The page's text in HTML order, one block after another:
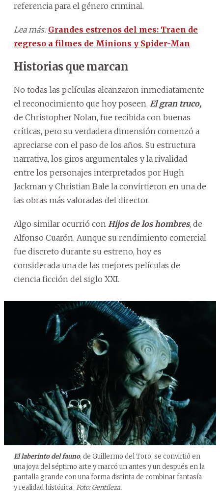
referencia para el género criminal.
Lea más: Grandes estrenos del mes: Traen de
regreso a filmes de Minions y Spider-Man
Historias que marcan
No todas las películas alcanzaron inmediatamente
el reconocimiento que hoy poseen. El gran truco,
de Christopher Nolan, fue recibida con buenas
críticas, pero su verdadera dimensión comenzó a
apreciarse con el paso de los años. Su estructura
narrativa, los giros argumentales y la rivalidad
entre los personajes interpretados por Hugh
Jackman y Christian Bale la convirtieron en una de
las obras más valoradas del director.
Algo similar ocurrió con Hijos de los hombres, de
Alfonso Cuarón. Aunque su rendimiento comercial
fue discreto durante su estreno, hoy es
considerada una de las mejores películas de
ciencia ficción del siglo XXI.
El laberinto del fauno, de Guillermo del Toro, se convirtió en
una joya del séptimo arte y marcó un antes y un después en la
pantalla grande con una forma distinta de combinar fantasía
y realidad histórica. Foto: Gentileza.